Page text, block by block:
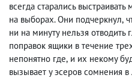
всегда старались
на выборах. Они подчеркнул,
ни на минуту нельзя отводить
поправок ящики в течение
непонятно где, и их некому
вызывает у эсеров сомнения в